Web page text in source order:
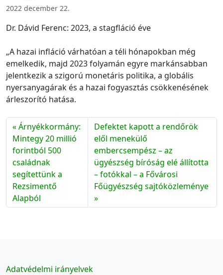
2022 december 22.
Dr. Dávid Ferenc: 2023, a stagfláció éve
„A hazai infláció várhatóan a téli hónapokban még
emelkedik, majd 2023 folyamán egyre markánsabban
jelentkezik a szigorú monetáris politika, a globális
nyersanyagárak és a hazai fogyasztás csökkenésének
árleszorító hatása.
Árnyékkormány:
Mintegy 20 millió
forintból 500
családnak
segítettünk a
Rezsimentő
Alapból
Defektet kapott a rendőrök
elől menekülő
embercsempész – az
ügyészség bíróság elé állította
– fotókkal – a Fővárosi
Főügyészség sajtóközleménye
Adatvédelmi irányelvek